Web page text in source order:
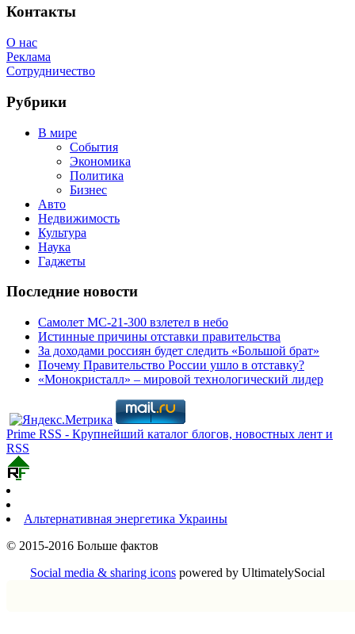
Контакты
О нас
Реклама
Сотрудничество
Рубрики
В мире
События
Экономика
Политика
Бизнес
Авто
Недвижимость
Культура
Наука
Гаджеты
Последние новости
Самолет МС-21-300 взлетел в небо
Истинные причины отставки правительства
За доходами россиян будет следить «Большой брат»
Почему Правительство России ушло в отставку?
«Монокристалл» – мировой технологический лидер
Prime RSS - Крупнейший каталог блогов, новостных лент и
RSS
Альтернативная энергетика Украины
© 2015-2016 Больше фактов
Social media & sharing icons powered by UltimatelySocial